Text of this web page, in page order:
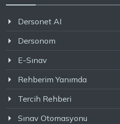
Dersonet AI
Dersonom
E-Sınav
Rehberim Yanımda
Tercih Rehberi
Sınav Otomasyonu